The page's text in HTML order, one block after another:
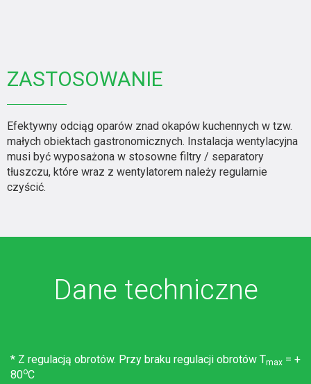
ZASTOSOWANIE
Efektywny odciąg oparów znad okapów kuchennych w tzw.
małych obiektach gastronomicznych. Instalacja wentylacyjna
musi być wyposażona w stosowne filtry / separatory
tłuszczu, które wraz z wentylatorem należy regularnie
czyścić.
Dane techniczne
* Z regulacją obrotów. Przy braku regulacji obrotów Tmax = +
80oC